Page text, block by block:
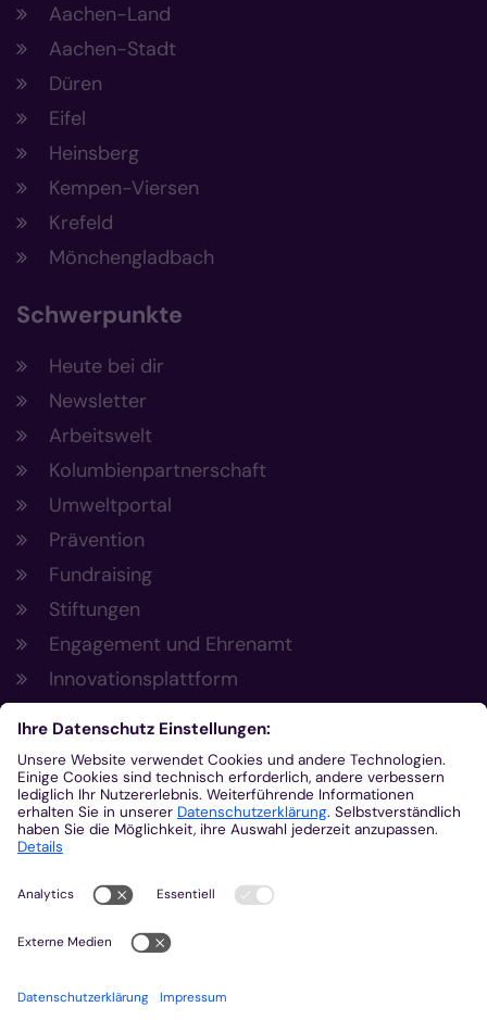
Aachen-Land
Aachen-Stadt
Düren
Eifel
Heinsberg
Kempen-Viersen
Krefeld
Mönchengladbach
Schwerpunkte
Heute bei dir
Newsletter
Arbeitswelt
Kolumbienpartnerschaft
Umweltportal
Prävention
Fundraising
Stiftungen
Engagement und Ehrenamt
Innovationsplattform
Aus der Plattform
Nachrichten
Veranstaltungen
Gottesdienste
Stellenangebote
Kirchenzeitung
Amtsblatt (Kirchlicher Anzeiger)
Rechtsdatenbank